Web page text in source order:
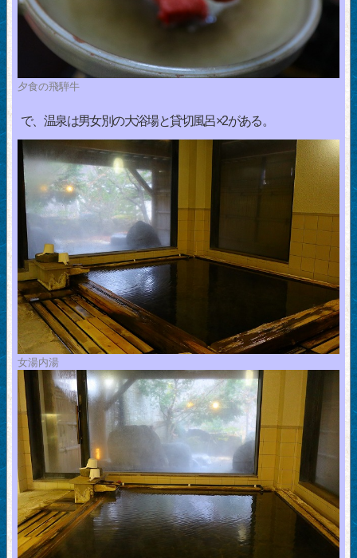
夕食の飛騨牛
で、温泉は男女別の大浴場と貸切風呂×2がある。
女湯内湯